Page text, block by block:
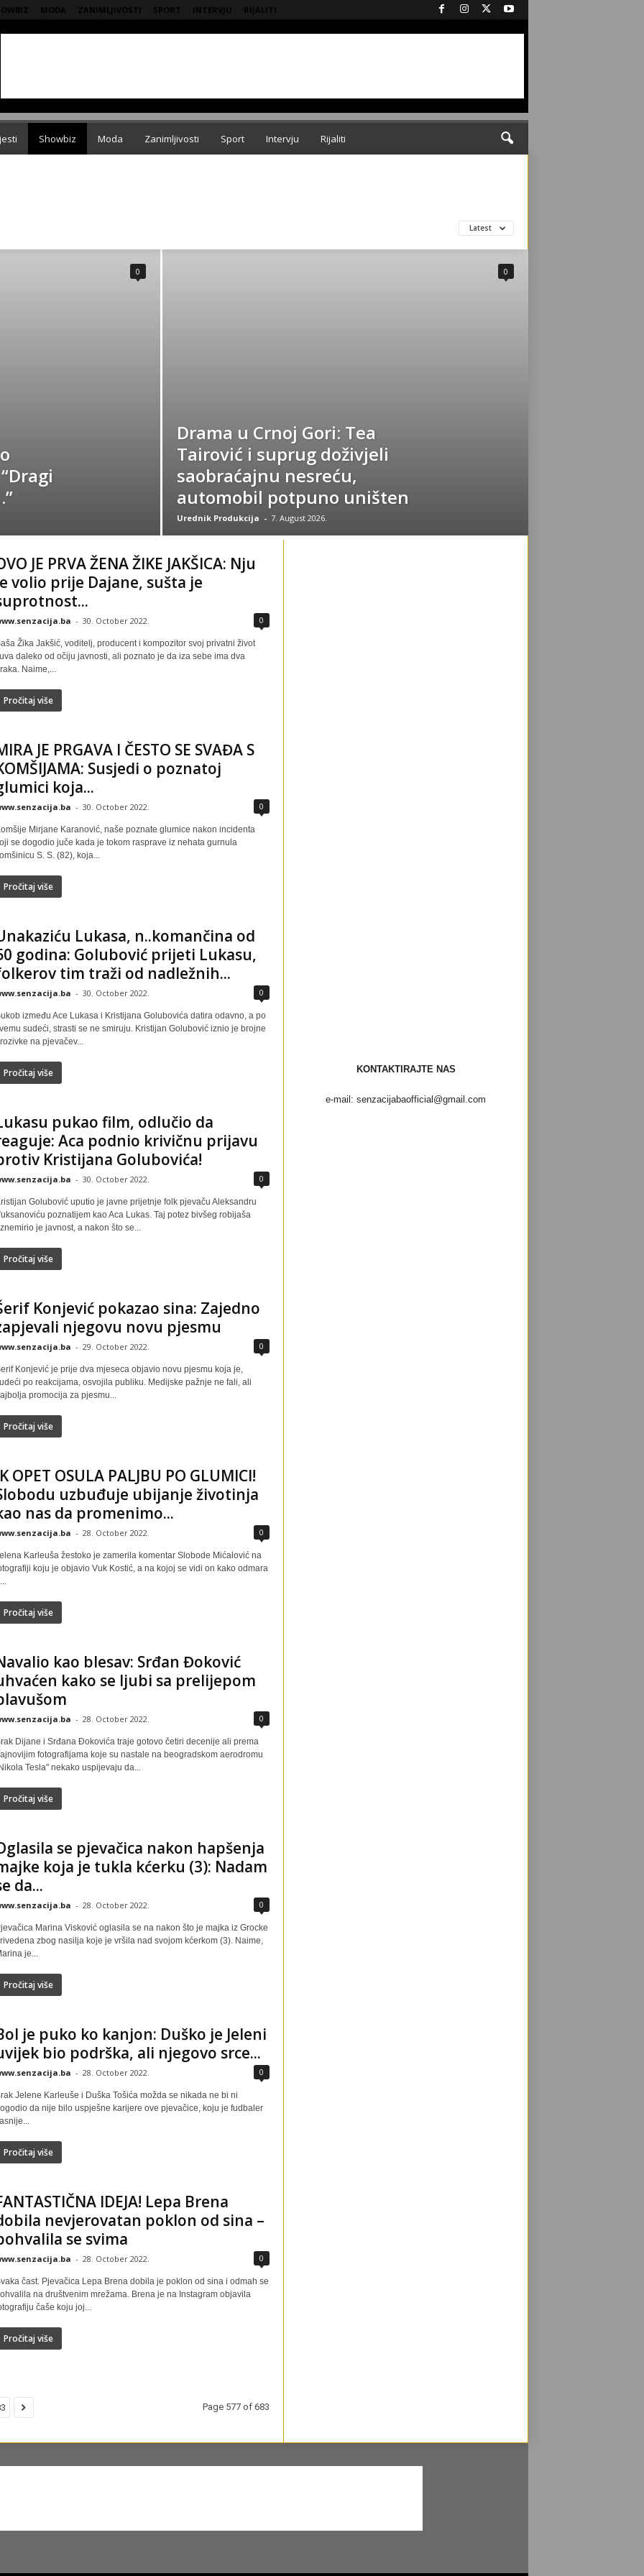
MODA ZANIMLJIVOSTI SPORT INTERVJU RIJALITI
Showbiz Moda Zanimljivosti Sport Intervju Rijaliti
Latest
0
Drama u Crnoj Gori: Tea
Tairović i suprug doživjeli
saobraćajnu nesreću,
automobil potpuno uništen
Urednik Produkcija - 7. August 2026.
0
JE PRVA ŽENA ŽIKE JAKŠICA: Nju
volio prije Dajane, sušta je
- 30. October 2022. 0
Žika Jakšić, voditelj, producent i kompozitor svoj privatni život
daleko od očiju javnosti, ali poznato je da iza sebe ima dva
Naime,...
Pročitaj više
JE PRGAVA I ČESTO SE SVAĐA S
Susjedi o poznatoj
koja...
- 30. October 2022. 0
Mirjane Karanović, naše poznate glumice nakon incidenta
se dogodio juče kada je tokom rasprave iz nehata gurnula
S. S. (82), koja...
Pročitaj više
Lukasa, n..komančina od
godina: Golubović prijeti Lukasu,
tim traži od nadležnih...
- 30. October 2022. 0
između Ace Lukasa i Kristijana Golubovića datira odavno, a po
sudeći, strasti se ne smiruju. Kristijan Golubović iznio je brojne
na pjevačev...
Pročitaj više
pukao film, odlučio da
Aca podnio krivičnu prijavu
Kristijana Golubovića!
- 30. October 2022. 0
Golubović uputio je javne prijetnje folk pjevaču Aleksandru
poznatijem kao Aca Lukas. Taj potez bivšeg robijaša
je javnost, a nakon što se...
Pročitaj više
Konjević pokazao sina: Zajedno
njegovu novu pjesmu
- 29. October 2022. 0
Konjević je prije dva mjeseca objavio novu pjesmu koja je,
po reakcijama, osvojila publiku. Medijske pažnje ne fali, ali
promocija za pjesmu...
Pročitaj više
OPET OSULA PALJBU PO GLUMICI!
uzbuđuje ubijanje životinja
nas da promenimo...
- 28. October 2022. 0
Karleuša žestoko je zamerila komentar Slobode Mićalović na
koju je objavio Vuk Kostić, a na kojoj se vidi on kako odmara
Pročitaj više
kao blesav: Srđan Đoković
kako se ljubi sa prelijepom
- 28. October 2022. 0
Dijane i Srđana Đokovića traje gotovo četiri decenije ali prema
fotografijama koje su nastale na beogradskom aerodromu
Tesla" nekako uspijevaju da...
Pročitaj više
se pjevačica nakon hapšenja
koja je tukla kćerku (3): Nadam
da...
- 28. October 2022. 0
Marina Visković oglasila se na nakon što je majka iz Grocke
zbog nasilja koje je vršila nad svojom kćerkom (3). Naime,
je...
Pročitaj više
je puko ko kanjon: Duško je Jeleni
bio podrška, ali njegovo srce...
- 28. October 2022. 0
Jelene Karleuše i Duška Tošića možda se nikada ne bi ni
da nije bilo uspješne karijere ove pjevačice, koju je fudbaler
Pročitaj više
IDEJA! Lepa Brena
nevjerovatan poklon od sina –
se svima
- 28. October 2022. 0
čast. Pjevačica Lepa Brena dobila je poklon od sina i odmah se
na društvenim mrežama. Brena je na Instagram objavila
čaše koju joj...
Pročitaj više
Page 577 of 683
KONTAKTIRAJTE NAS
e-mail: senzacijabaofficial@gmail.com